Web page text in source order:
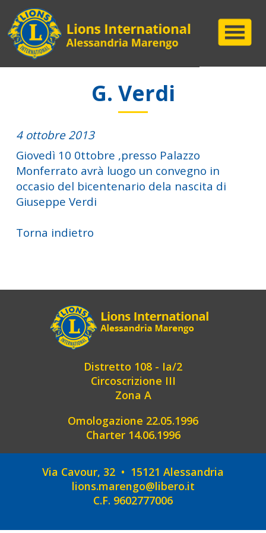
G. Verdi
4 ottobre 2013
Giovedì 10 0ttobre ,presso Palazzo
Monferrato avrà luogo un convegno in
occasio del bicentenario dela nascita di
Giuseppe Verdi
Torna indietro
Distretto 108 - Ia/2
Circoscrizione III
Zona A
Omologazione 22.05.1996
Charter 14.06.1996
Via Cavour, 32 • 15121 Alessandria
lions.marengo@libero.it
C.F. 9602777006